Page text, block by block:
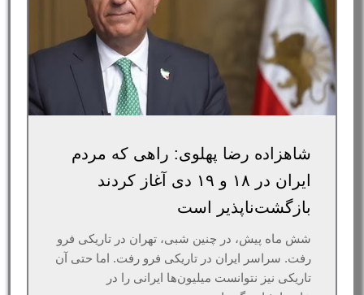
شاهزاده رضا پهلوی: راهی که مردم
ایران در ۱۸ و ۱۹ دی آغاز کردند
بازگشت‌ناپذیر است
شش ماه پیش، در چنین شبی، تهران در تاریکی فرو
رفت. سراسر ایران در تاریکی فرو رفت. اما حتی آن
تاریکی نیز نتوانست میلیون‌ها ایرانی را در